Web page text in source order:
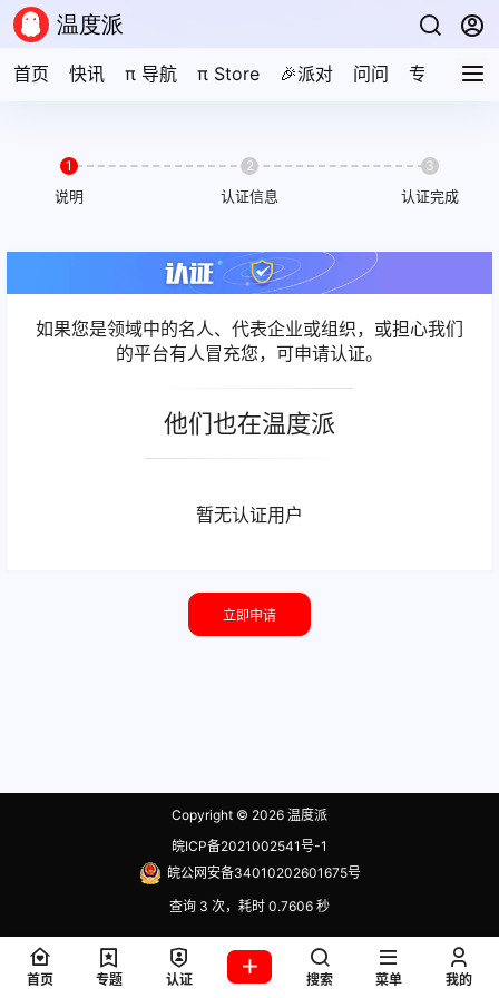
首页 快讯 π 导航 π Store 🎉派对 问问 专题 文档
1
说明
2
认证信息
3
认证完成
如果您是领域中的名人、代表企业或组织，或担心我们
的平台有人冒充您，可申请认证。
他们也在温度派
暂无认证用户
立即申请
Copyright © 2026 温度派
皖ICP备2021002541号-1
皖公网安备34010202601675号
查询 3 次，耗时 0.7606 秒
首页 专题 认证 搜索 菜单 我的